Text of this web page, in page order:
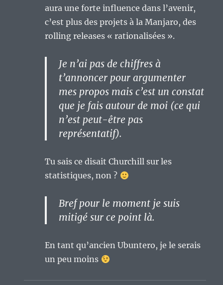
aura une forte influence dans l’avenir,
c’est plus des projets à la Manjaro, des
rolling releases « rationalisées ».
Je n’ai pas de chiffres à
t’annoncer pour argumenter
mes propos mais c’est un constat
que je fais autour de moi (ce qui
n’est peut-être pas
représentatif).
Tu sais ce disait Churchill sur les
statistiques, non ?
Bref pour le moment je suis
mitigé sur ce point là.
En tant qu’ancien Ubuntero, je le serais
un peu moins